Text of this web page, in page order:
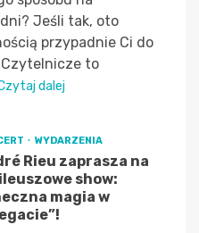
Jeśli tak, oto
przypadnie Ci do
to
dalej
WYDARZENIA
Rieu zaprasza na
show:
magia w